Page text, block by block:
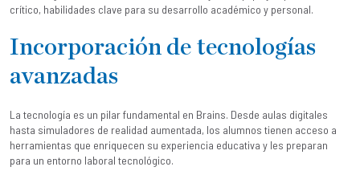
crítico, habilidades clave para su desarrollo académico y personal.
Incorporación de tecnologías
avanzadas
La tecnología es un pilar fundamental en Brains. Desde aulas digitales
hasta simuladores de realidad aumentada, los alumnos tienen acceso a
herramientas que enriquecen su experiencia educativa y les preparan
para un entorno laboral tecnológico.